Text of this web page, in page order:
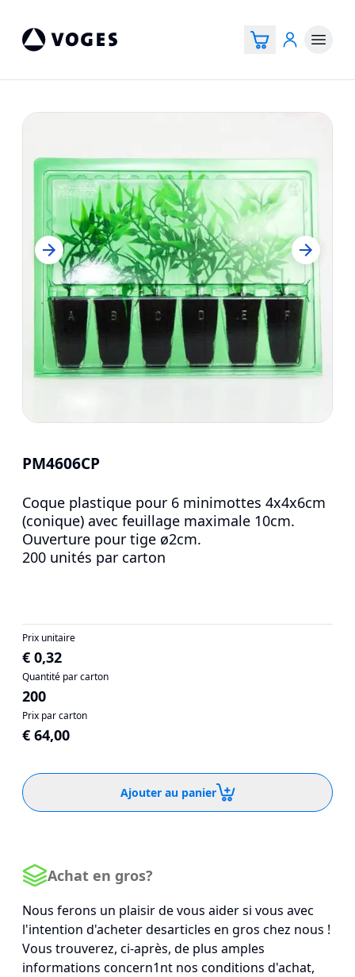
PM4606CP
Coque plastique pour 6 minimottes 4x4x6cm
(conique) avec feuillage maximale 10cm.
Ouverture pour tige ø2cm.
200 unités par carton
Prix unitaire
€ 0,32
Quantité par carton
200
Prix par carton
€ 64,00
Ajouter au panier
Achat en gros?
Nous ferons un plaisir de vous aider si vous avec
l'intention d'acheter desarticles en gros chez nous !
Vous trouverez, ci-après, de plus amples
informations concern1nt nos conditions d'achat,